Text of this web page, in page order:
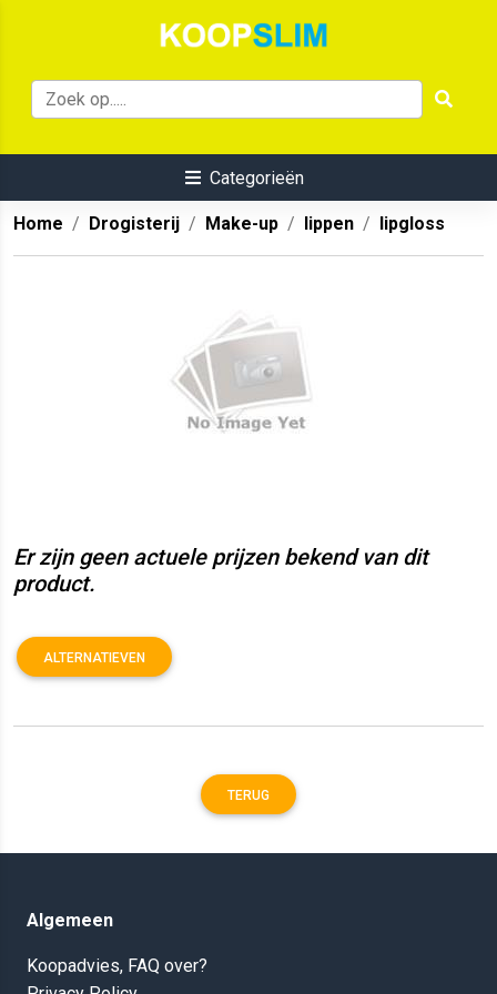
Categorieën
Home Drogisterij Make-up lippen lipgloss
Er zijn geen actuele prijzen bekend van dit
product.
ALTERNATIEVEN
TERUG
Algemeen
Koopadvies, FAQ over?